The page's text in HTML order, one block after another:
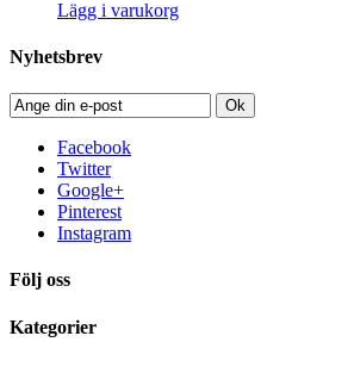
Lägg i varukorg
Nyhetsbrev
Ok
Facebook
Twitter
Google+
Pinterest
Instagram
Följ oss
Kategorier